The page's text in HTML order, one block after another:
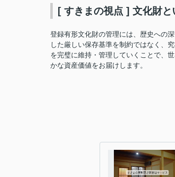
[ すきまの視点 ] 文化財
登録有形文化財の管理には、歴史への
した厳しい保存基準を制約ではなく、
を完璧に維持・管理していくことで、
かな資産価値をお届けします。